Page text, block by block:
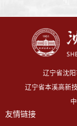
辽宁省沈
辽宁省本溪高新
友情链接